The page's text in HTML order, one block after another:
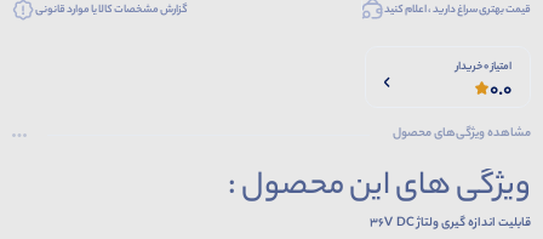
قیمت بهتری سراغ دارید ، اعلام کنید گزارش مشخصات کالا یا موارد قانونی
امتیاز 0 خریدار
0.0
مشاهده ویژگی‌های محصول
ویژگی های این محصول :
قابلیت اندازه گیری ولتاژ 36V DC